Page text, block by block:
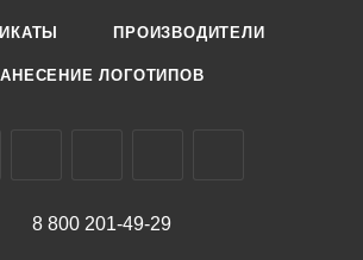
ПРОИЗВОДИТЕЛИ
ЛОГОТИПОВ
8 800 201-49-29